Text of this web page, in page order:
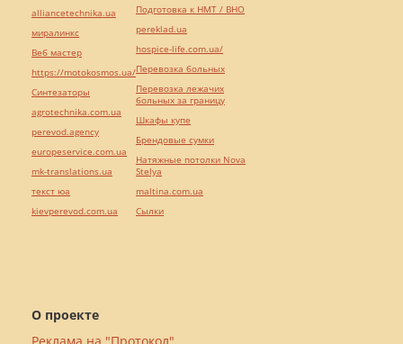
О проекте
alliancetechnika.ua
миралинкс
Веб мастер
https://motokosmos.ua/
Синтезаторы
agrotechnika.com.ua
perevod.agency
europeservice.com.ua
mk-translations.ua
текст юа
kievperevod.com.ua
Подготовка к НМТ / ВНО
pereklad.ua
hospice-life.com.ua/
Перевозка больных
Перевозка лежачих
больных за границу
Шкафы купе
Брендовые сумки
Натяжные потолки Nova
Stelya
maltina.com.ua
Cылки